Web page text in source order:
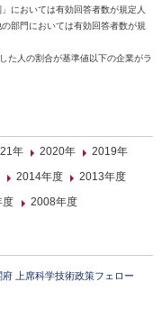
においては有効回答者数が規定人
部門においては有効回答者数が規
た人の割合が基準値以下の企業がラ
年 2020年
2019年
2014年度
2013年度
度 2008年度
上席科学技術政策フェロー